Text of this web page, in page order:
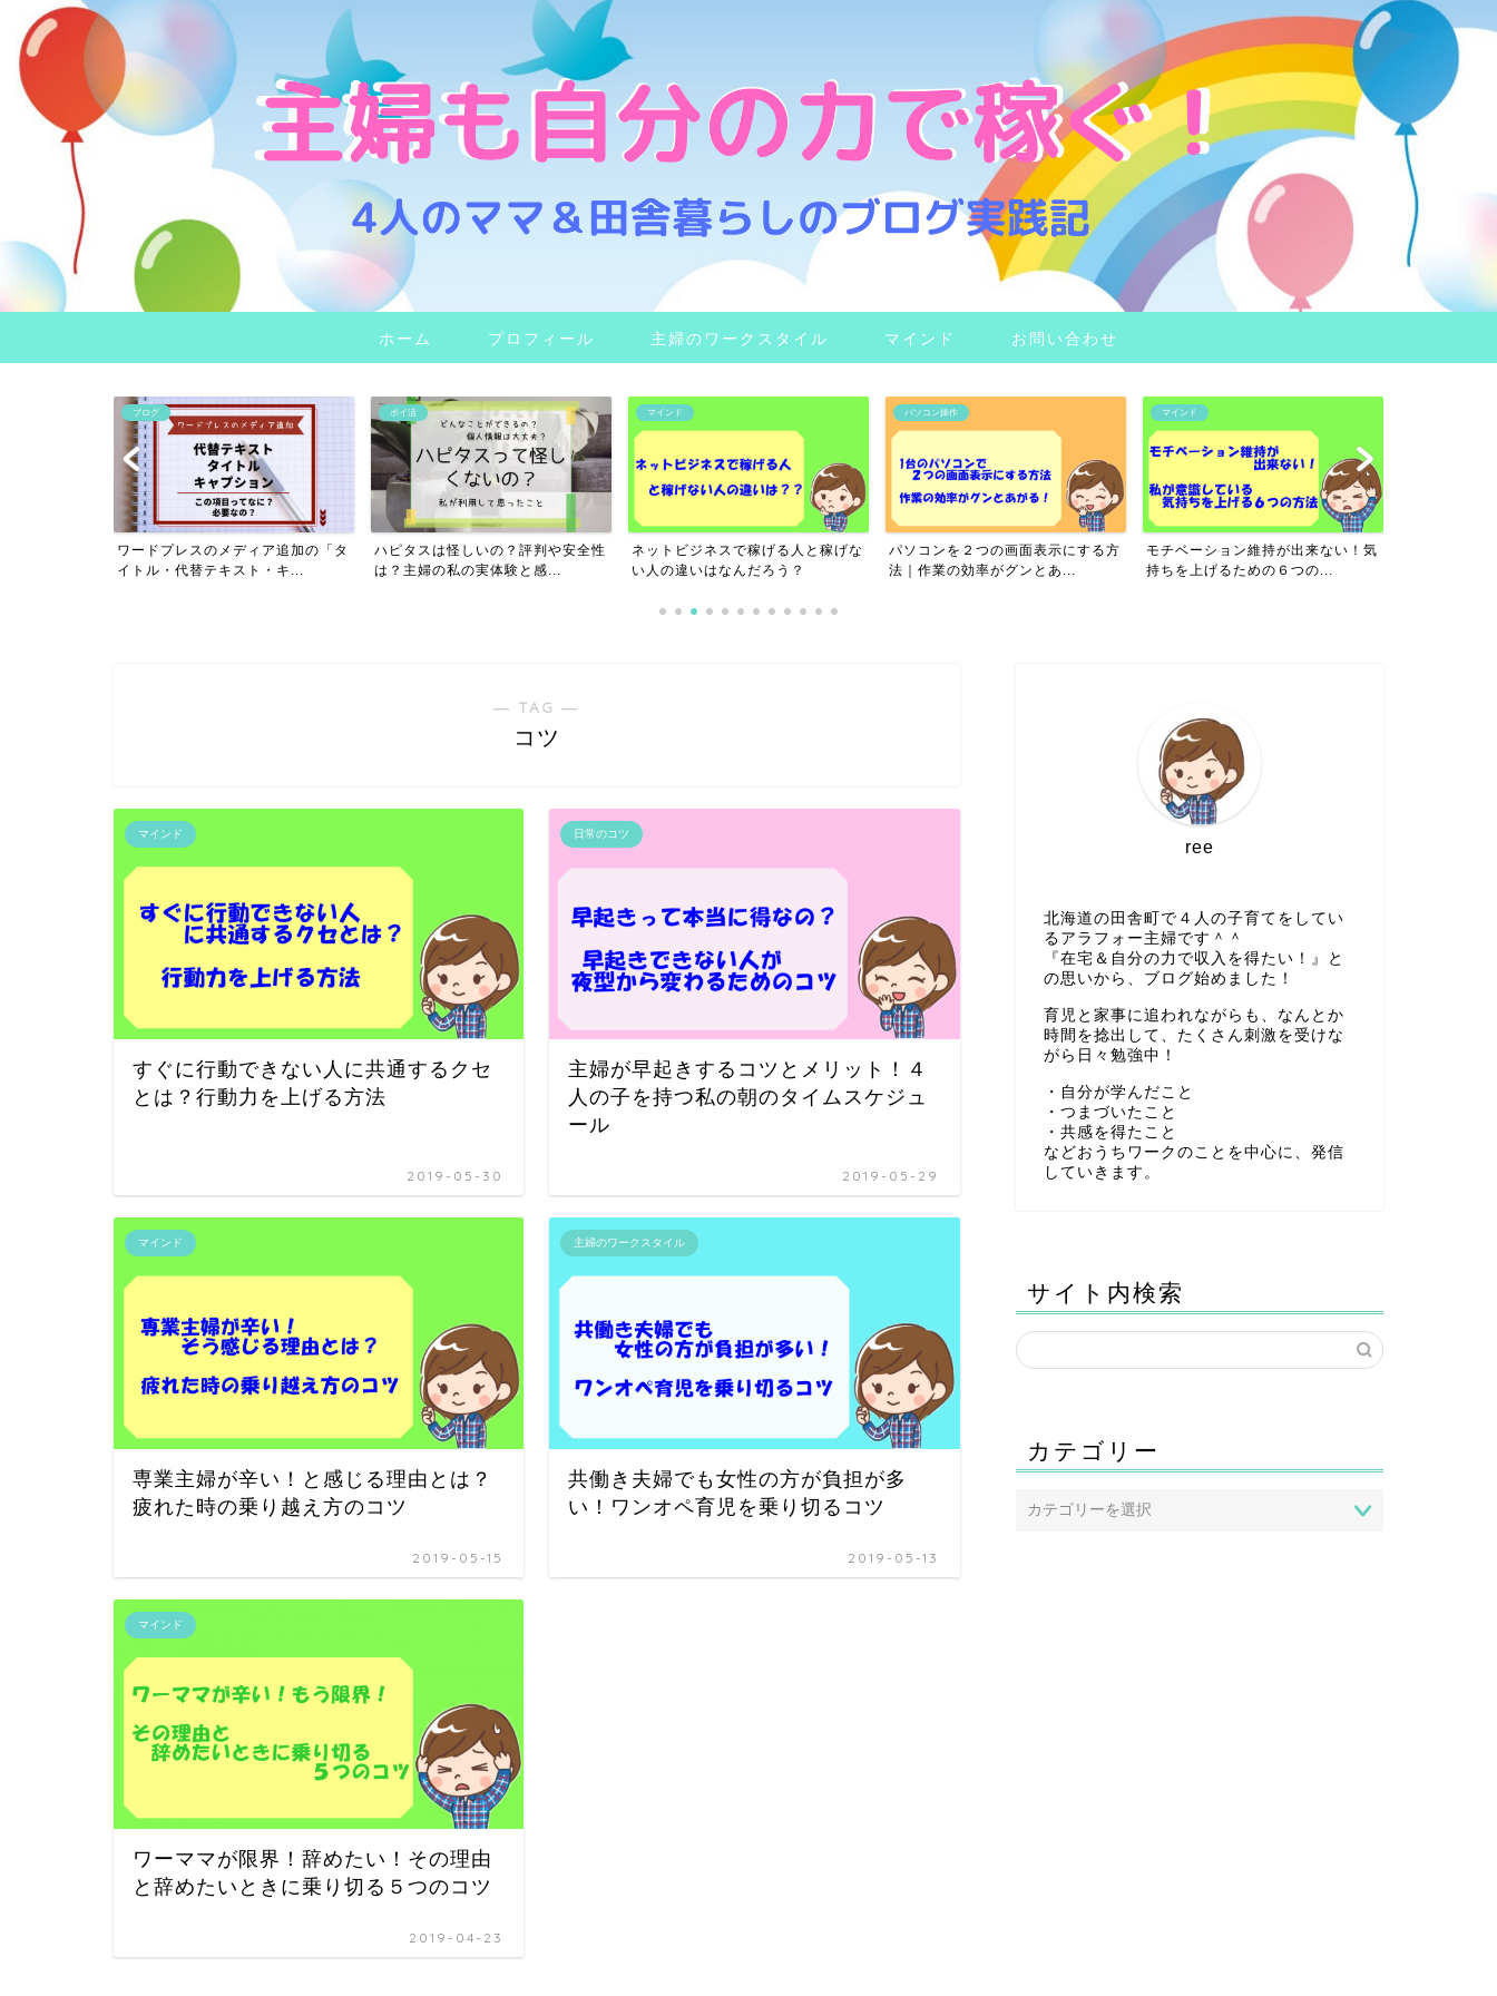
ホーム プロフィール 主婦のワークスタイル マインド お問い合わせ
ブログ
ワードプレスのメディア追加の「タ
イトル・代替テキスト・キ...
ポイ活
ハピタスは怪しいの？評判や安全性
は？主婦の私の実体験と感...
マインド
ネットビジネスで稼げる人と稼げな
い人の違いはなんだろう？
パソコン操作
パソコンを２つの画面表示にする方
法｜作業の効率がグンとあ...
マインド
モチベーション維持が出来ない！気
持ちを上げるための６つの...
― TAG ―
コツ
マインド
すぐに行動できない人に共通するクセ
とは？行動力を上げる方法
2019-05-30
日常のコツ
主婦が早起きするコツとメリット！４
人の子を持つ私の朝のタイムスケジュ
ール
2019-05-29
マインド
専業主婦が辛い！と感じる理由とは？
疲れた時の乗り越え方のコツ
2019-05-15
主婦のワークスタイル
共働き夫婦でも女性の方が負担が多
い！ワンオペ育児を乗り切るコツ
2019-05-13
マインド
ワーママが限界！辞めたい！その理由
と辞めたいときに乗り切る５つのコツ
2019-04-23
ree
北海道の田舎町で４人の子育てをしてい
るアラフォー主婦です＾＾
『在宅＆自分の力で収入を得たい！』と
の思いから、ブログ始めました！
育児と家事に追われながらも、なんとか
時間を捻出して、たくさん刺激を受けな
がら日々勉強中！
・自分が学んだこと
・つまづいたこと
・共感を得たこと
などおうちワークのことを中心に、発信
していきます。
サイト内検索
カテゴリー